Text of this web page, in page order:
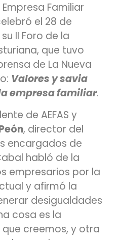
Familiar
el 28 de
II Foro de la
que tuvo
de La Nueva
Valores y savia
empresa familiar.
de AEFAS y
, director del
encargados de
habló de la
empresarios por la
y afirmó la
desigualdades
cosa es la
creemos, y otra